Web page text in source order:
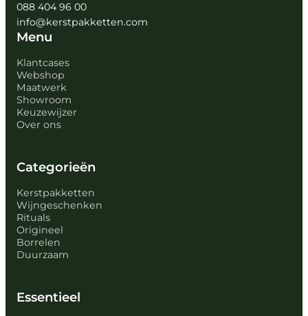
088 404 96 00
info@kerstpakketten.com
Menu
Klantcases
Webshop
Maatwerk
Showroom
Keuzewijzer
Over ons
Categorieën
Kerstpakketten
Wijngeschenken
Rituals
Origineel
Borrelen
Duurzaam
Essentieel